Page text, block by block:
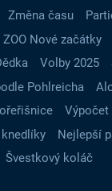
Změna času
ZOO Nové začátky
Volby 2025
Pohlreicha
Výpočet
Nejlepší
Švestkový koláč